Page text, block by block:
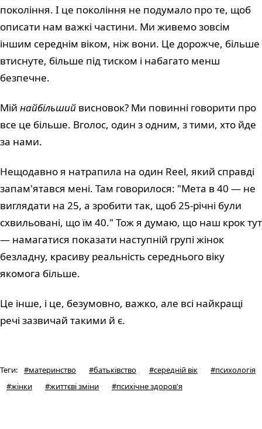
покоління. І це покоління не подумало про те, щоб
описати нам важкі частини. Ми живемо зовсім
іншим середнім віком, ніж вони. Це дорожче, більше
втиснуте, більше під тиском і набагато менш
безпечне.
Мій найбільший висновок? Ми повинні говорити про
все це більше. Вголос, один з одним, з тими, хто йде
за нами.
Нещодавно я натрапила на один Reel, який справді
запам'ятався мені. Там говорилося: "Мета в 40 — не
виглядати на 25, а зробити так, щоб 25-річні були
схвильовані, що їм 40." Тож я думаю, що наш крок тут
— намагатися показати наступній групі жінок
безладну, красиву реальність середнього віку
якомога більше.
Це інше, і це, безумовно, важко, але всі найкращі
речі зазвичай такими й є.
Теги: #материнство #батьківство #середній вік #психологія
#жінки #життєві зміни #психічне здоров'я